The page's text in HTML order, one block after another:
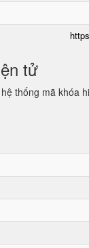
tử
thống mã khóa